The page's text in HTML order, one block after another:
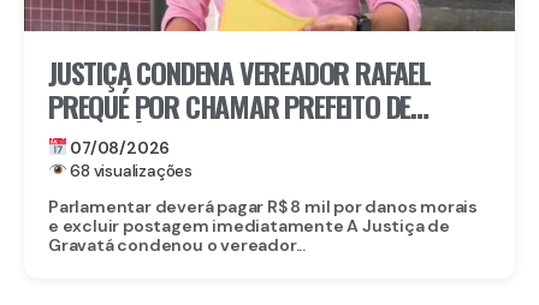
JUSTIÇA CONDENA VEREADOR RAFAEL
PREQUÉ POR CHAMAR PREFEITO DE
GRAVATÁ DE “LADRÃO” E REFORÇA:
IMUNIDADE PARLAMENTAR NÃO PROTEGE
CALÚNIA
07/08/2026
68 visualizações
Parlamentar deverá pagar R$ 8 mil por danos morais
e excluir postagem imediatamente A Justiça de
Gravatá condenou o vereador...